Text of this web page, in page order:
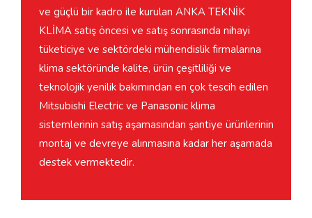
ve güçlü bir kadro ile kurulan ANKA TEKNİK
KLİMA satış öncesi ve satış sonrasında nihayi
tüketiciye ve sektördeki mühendislik firmalarına
klima sektöründe kalite, ürün çeşitliliği ve
teknolojik yenilik bakımından en çok tescih edilen
Mitsubishi Electric ve Panasonic klima
sistemlerinin satış aşamasından şantiye ürünlerinin
montaj ve devreye alınmasına kadar her aşamada
destek vermektedir.